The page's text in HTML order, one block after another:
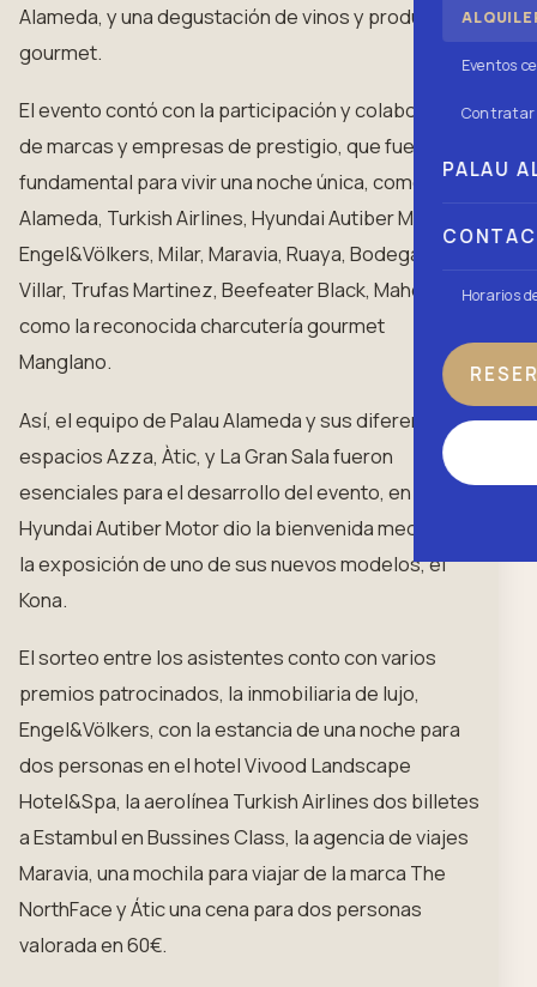
Eventos
Contratar
PALAU
Horarios
Alameda, y una degustación de vinos y productos
gourmet.
El evento contó con la participación y colaboración
de marcas y empresas de prestigio, que fue
fundamental para vivir una noche única, como Palau
Alameda, Turkish Airlines, Hyundai Autiber Motor,
Engel&Völkers, Milar, Maravia, Ruaya, Bodegas El
Villar, Trufas Martinez, Beefeater Black, Mahou, así
como la reconocida charcutería gourmet
Manglano.
Así, el equipo de Palau Alameda y sus diferentes
espacios Azza, Àtic, y La Gran Sala fueron
esenciales para el desarrollo del evento, en el cual
Hyundai Autiber Motor dio la bienvenida mediante
la exposición de uno de sus nuevos modelos, el
Kona.
El sorteo entre los asistentes conto con varios
premios patrocinados, la inmobiliaria de lujo,
Engel&Völkers, con la estancia de una noche para
dos personas en el hotel Vivood Landscape
Hotel&Spa, la aerolínea Turkish Airlines dos billetes
a Estambul en Bussines Class, la agencia de viajes
Maravia, una mochila para viajar de la marca The
NorthFace y Átic una cena para dos personas
valorada en 60€.